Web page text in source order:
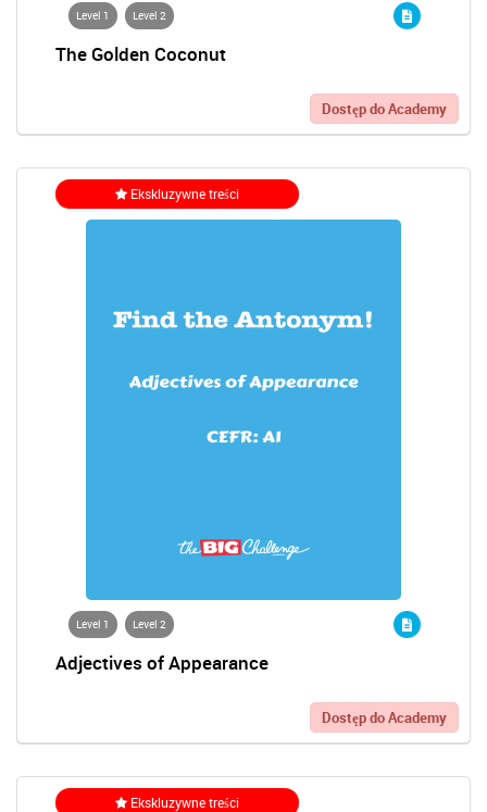
Level 1 Level 2
The Golden Coconut
Dostęp do Academy
Ekskluzywne treści
Level 1 Level 2
Adjectives of Appearance
Dostęp do Academy
Ekskluzywne treści